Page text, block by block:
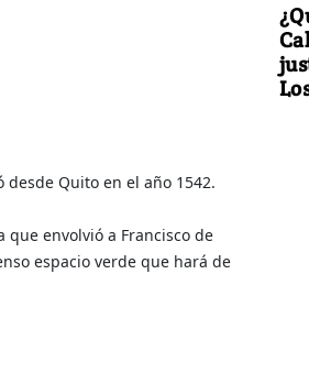
Quito en el año 1542.
envolvió a Francisco de
espacio verde que hará de